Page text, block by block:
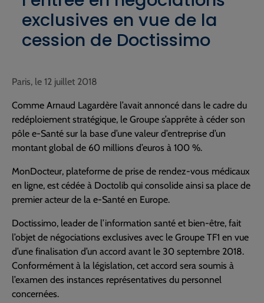
exclusives en vue de la
cession de Doctissimo
Paris, le 12 juillet 2018
Comme Arnaud Lagardère l’avait annoncé dans le cadre du
redéploiement stratégique, le Groupe s’apprête à céder son
pôle e-Santé sur la base d’une valeur d’entreprise d’un
montant global de 60 millions d’euros à 100 %.
MonDocteur, plateforme de prise de rendez-vous médicaux
en ligne, est cédée à Doctolib qui consolide ainsi sa place de
premier acteur de la e-Santé en Europe.
Doctissimo, leader de l’information santé et bien-être, fait
l’objet de négociations exclusives avec le Groupe TF1 en vue
d’une finalisation d’un accord avant le 30 septembre 2018.
Conformément à la législation, cet accord sera soumis à
l’examen des instances représentatives du personnel
concernées.